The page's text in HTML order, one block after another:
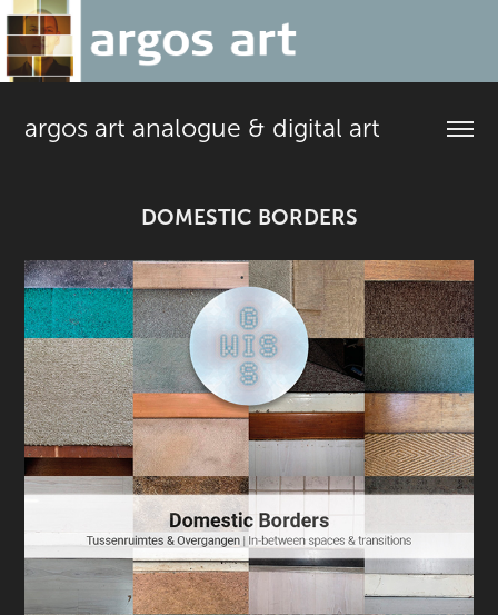
argos art analogue & digital art
DOMESTIC BORDERS